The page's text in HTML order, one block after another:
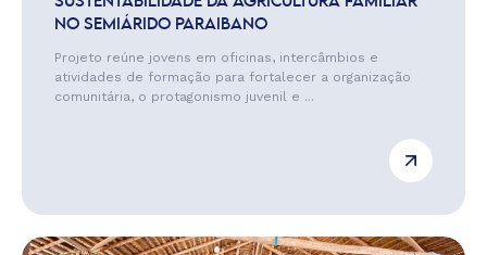
NO SEMIÁRIDO PARAIBANO
Projeto reúne jovens em oficinas, intercâmbios e
atividades de formação para fortalecer a organização
comunitária, o protagonismo juvenil e ...